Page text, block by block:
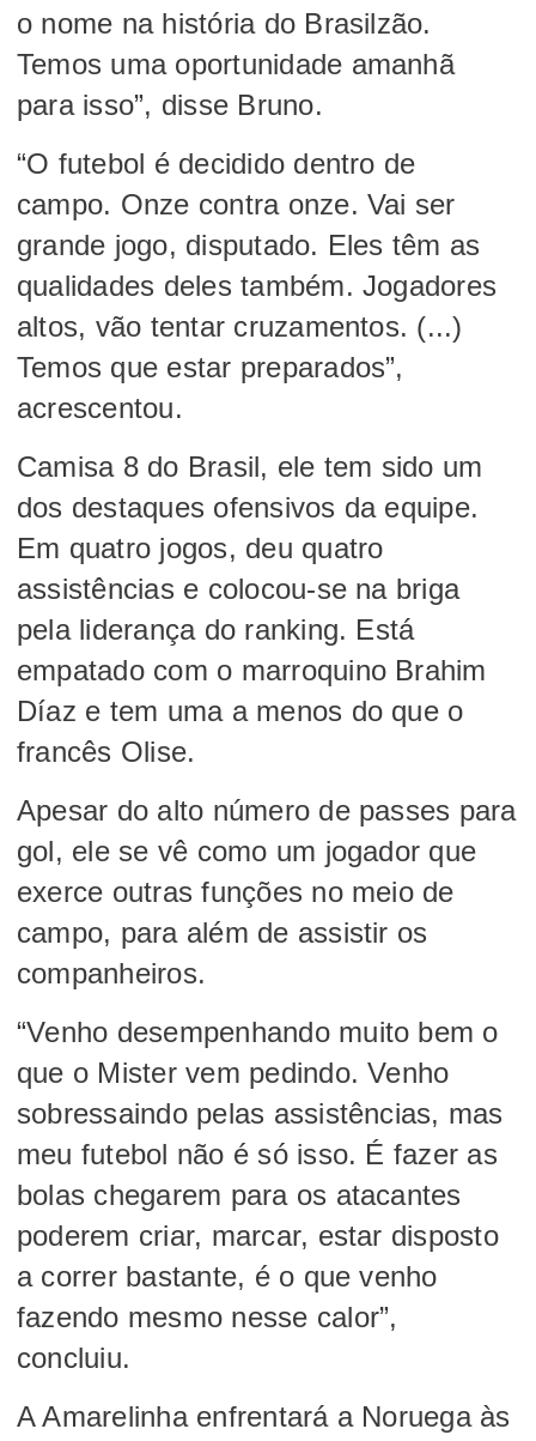
o nome na história do Brasilzão.
Temos uma oportunidade amanhã
para isso”, disse Bruno.
“O futebol é decidido dentro de
campo. Onze contra onze. Vai ser
grande jogo, disputado. Eles têm as
qualidades deles também. Jogadores
altos, vão tentar cruzamentos. (...)
Temos que estar preparados”,
acrescentou.
Camisa 8 do Brasil, ele tem sido um
dos destaques ofensivos da equipe.
Em quatro jogos, deu quatro
assistências e colocou-se na briga
pela liderança do ranking. Está
empatado com o marroquino Brahim
Díaz e tem uma a menos do que o
francês Olise.
Apesar do alto número de passes para
gol, ele se vê como um jogador que
exerce outras funções no meio de
campo, para além de assistir os
companheiros.
“Venho desempenhando muito bem o
que o Mister vem pedindo. Venho
sobressaindo pelas assistências, mas
meu futebol não é só isso. É fazer as
bolas chegarem para os atacantes
poderem criar, marcar, estar disposto
a correr bastante, é o que venho
fazendo mesmo nesse calor”,
concluiu.
A Amarelinha enfrentará a Noruega às